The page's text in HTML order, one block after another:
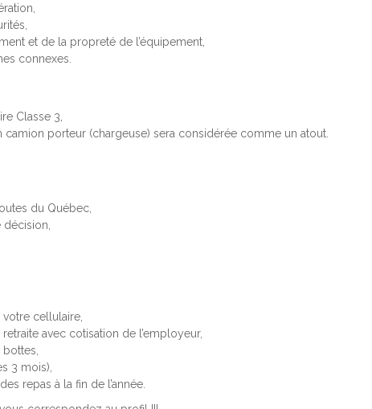
et de la propreté de l’équipement,
connexes.
Classe 3,
camion porteur (chargeuse) sera considérée comme un atout.
du Québec,
cellulaire,
avec cotisation de l’employeur,
3 mois),
repas à la fin de l’année.